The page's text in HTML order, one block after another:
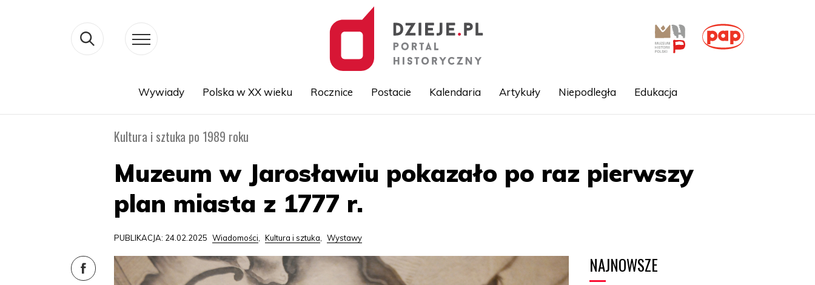
Wywiady Polska w XX wieku Rocznice Postacie Kalendaria Artykuły Niepodległa Edukacja
Kultura i sztuka po 1989 roku
Muzeum w Jarosławiu pokazało po raz pierwszy
plan miasta z 1777 r.
PUBLIKACJA: 24.02.2025 Wiadomości, Kultura i sztuka, Wystawy
NAJNOWSZE